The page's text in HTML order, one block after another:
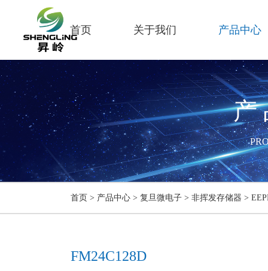
首页 关于我们 产品中心
首页 > 产品中心> 复旦微电子> 非挥发存储器 >
FM24C128D